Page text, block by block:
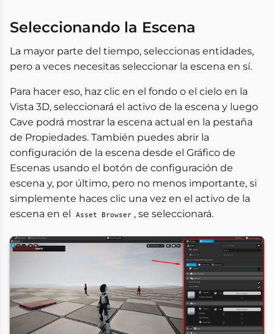
Seleccionando la Escena
La mayor parte del tiempo, seleccionas entidades,
pero a veces necesitas seleccionar la escena en sí.
Para hacer eso, haz clic en el fondo o el cielo en la
Vista 3D, seleccionará el activo de la escena y luego
Cave podrá mostrar la escena actual en la pestaña
de Propiedades. También puedes abrir la
configuración de la escena desde el Gráfico de
Escenas usando el botón de configuración de
escena y, por último, pero no menos importante, si
simplemente haces clic una vez en el activo de la
escena en el
Asset Browser , se seleccionará.